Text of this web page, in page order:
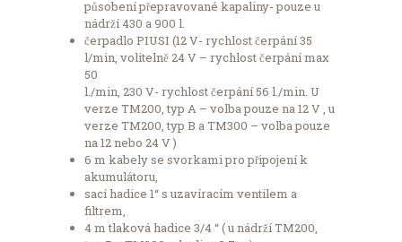
působení přepravované kapaliny- pouze u
nádrží 430 a 900 l.
čerpadlo PIUSI (12 V- rychlost čerpání 35
l/min, volitelně 24 V – rychlost čerpání max
50
l./min, 230 V- rychlost čerpání 56 l./min. U
verze TM200, typ A – volba pouze na 12 V , u
verze TM200, typ B a TM300 – volba pouze
na 12 nebo 24 V )
6 m kabely se svorkami pro připojení k
akumulátoru,
sací hadice 1“ s uzavíracím ventilem a
filtrem,
4 m tlaková hadice 3/4 “ ( u nádrží TM200,